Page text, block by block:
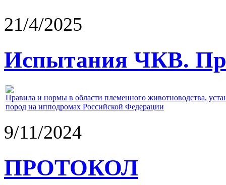
21/4/2025
Испытания ЧКВ.
Правила и нормы в области племенного животноводства,
пород на ипподромах Российской Федерации
9/11/2024
ПРОТОКОЛ